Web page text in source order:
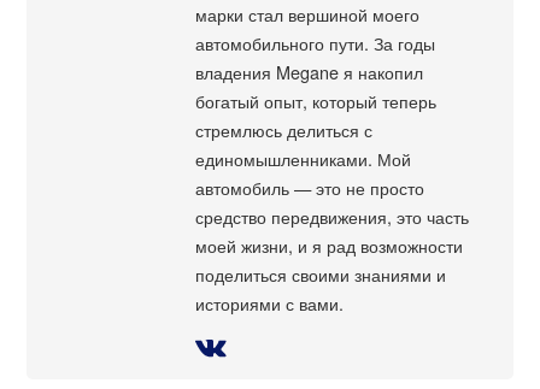
марки стал вершиной моего
автомобильного пути. За годы
владения Megane я накопил
богатый опыт, который теперь
стремлюсь делиться с
единомышленниками. Мой
автомобиль — это не просто
средство передвижения, это часть
моей жизни, и я рад возможности
поделиться своими знаниями и
историями с вами.